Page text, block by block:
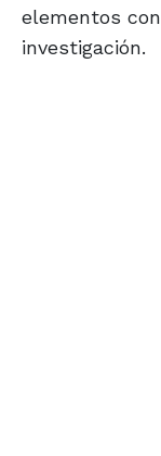
elementos
investigación.